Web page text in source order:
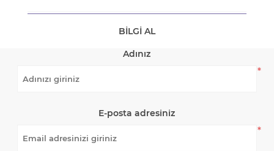
BILGI AL
Adınız
*
E-posta adresiniz
*